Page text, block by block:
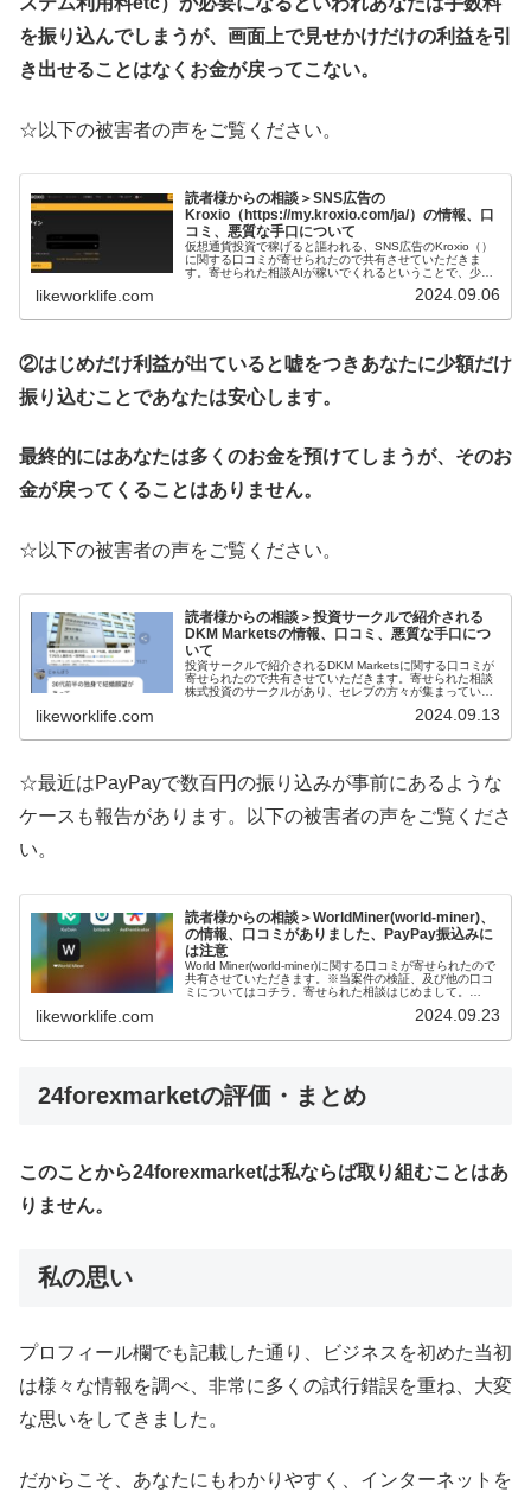
を振り込んでしまうが、画面上で見せかけだけの利益を引
き出せることはなくお金が戻ってこない。
☆以下の被害者の声をご覧ください。
読者様からの相談＞SNS広告の
Kroxio（https://my.kroxio.com/ja/）の情報、口
コミ、悪質な手口について
仮想通貨投資で稼げると謳われる、SNS広告のKroxio（）
に関する口コミが寄せられたので共有させていただきま
す。寄せられた相談AIが稼いでくれるということで、少額
likeworklife.com 2024.09.06
②はじめだけ利益が出ていると嘘をつきあなたに少額だけ
振り込むことであなたは安心します。
最終的にはあなたは多くのお金を預けてしまうが、そのお
金が戻ってくることはありません。
☆以下の被害者の声をご覧ください。
読者様からの相談＞投資サークルで紹介される
DKM Marketsの情報、口コミ、悪質な手口につ
いて
投資サークルで紹介されるDKM Marketsに関する口コミが
寄せられたので共有させていただきます。寄せられた相談
株式投資のサークルがあり、セレブの方々が集まっている
likeworklife.com 2024.09.13
☆最近はPayPayで数百円の振り込みが事前にあるような
ケースも報告があります。以下の被害者の声をご覧くださ
い。
読者様からの相談＞WorldMiner(world-miner)、
の情報、口コミがありました、PayPay振込みに
は注意
World Miner(world-miner)に関する口コミが寄せられたので
共有させていただきます。※当案件の検証、及び他の口コ
ミについてはコチラ。寄せられた相談はじめまして。
likeworklife.com 2024.09.23
24forexmarketの評価・まとめ
このことから24forexmarketは私ならば取り組むことはあ
りません。
私の思い
プロフィール欄でも記載した通り、ビジネスを初めた当初
は様々な情報を調べ、非常に多くの試行錯誤を重ね、大変
な思いをしてきました。
だからこそ、あなたにもわかりやすく、インターネットを